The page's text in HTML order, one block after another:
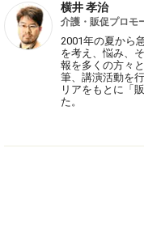
横井 孝治
介護・販促プロモ
2001年の夏から
を考え、悩み、
報を多くの方々
筆、講演活動を
リアをもとに「
た。